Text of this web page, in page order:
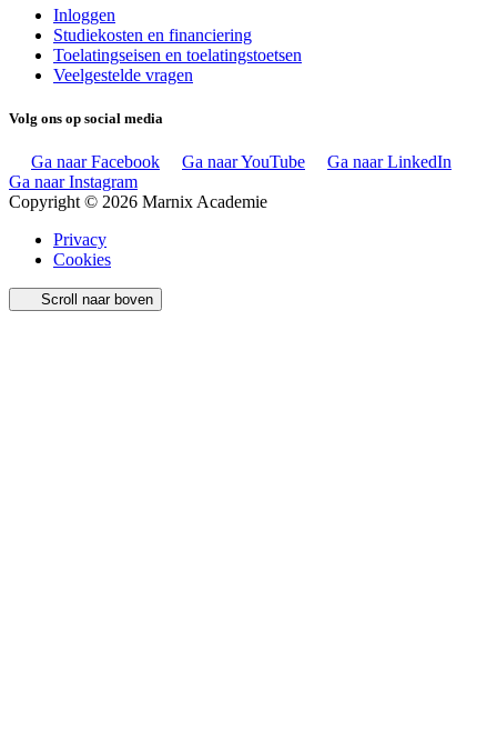
Inloggen
Studiekosten en financiering
Toelatingseisen en toelatingstoetsen
Veelgestelde vragen
Volg ons op social media
Ga naar Facebook Ga naar YouTube
Ga naar LinkedIn
Ga naar Instagram
Copyright © 2026 Marnix Academie
Privacy
Cookies
Scroll naar boven